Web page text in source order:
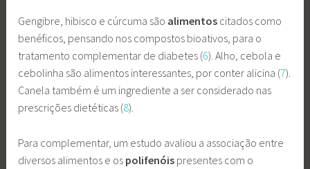
Gengibre, hibisco e cúrcuma são alimentos citados como
benéficos, pensando nos compostos bioativos, para o
tratamento complementar de diabetes (6). Alho, cebola e
cebolinha são alimentos interessantes, por conter alicina (7).
Canela também é um ingrediente a ser considerado nas
prescrições dietéticas (8).
Para complementar, um estudo avaliou a associação entre
diversos alimentos e os polifenóis presentes com o